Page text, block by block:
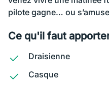
pilote gagne… ou
Ce qu'il faut
Draisienne
Casque